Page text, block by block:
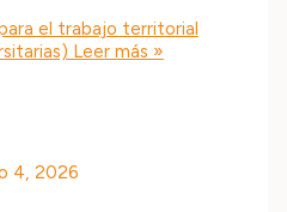
el trabajo territorial
Leer más »
4, 2026